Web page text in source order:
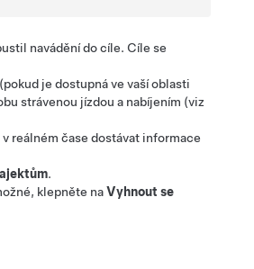
navádění do cíle. Cíle se
(pokud je dostupná ve vaší oblasti
strávenou jízdou a nabíjením (viz
v reálném čase dostávat informace
.
klepněte naVyhnout se